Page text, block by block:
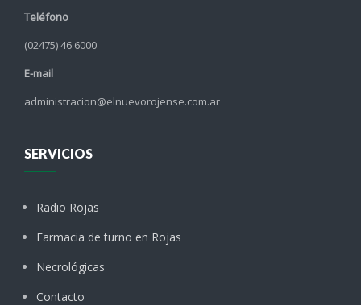
Teléfono
(02475) 46 6000
E-mail
administracion@elnuevorojense.com.ar
SERVICIOS
Radio Rojas
Farmacia de turno en Rojas
Necrológicas
Contacto